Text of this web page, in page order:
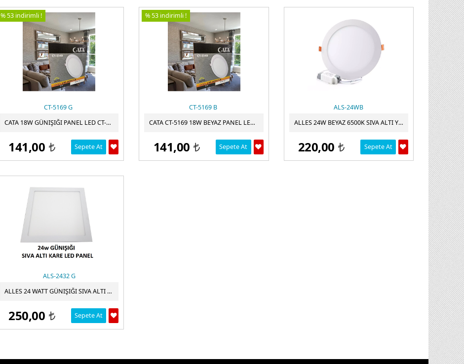
% 53 indirimli !
CT-5169 G
CATA 18W GÜNIŞIĞI PANEL LED CT-5169 IŞIK ALÜMINYUM KASA
141,00 t Sepete At
% 53 indirimli !
CT-5169 B
CATA CT-5169 18W BEYAZ PANEL LED CT-5169 IŞIK ALÜMINYUM KASA
141,00 t Sepete At
ALS-24WB
ALLES 24W BEYAZ 6500K SIVA ALTI YUVARLAK LED PANEL
220,00 t Sepete At
ALS-2432 G
ALLES 24 WATT GÜNIŞIĞI SIVA ALTI KARE LED PANEL
250,00 t Sepete At